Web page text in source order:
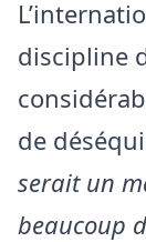
discipline
de
serait un
beaucoup